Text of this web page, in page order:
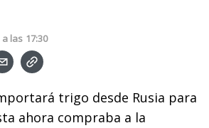
a las 17:30
trigo desde Rusia para
ahora compraba a la